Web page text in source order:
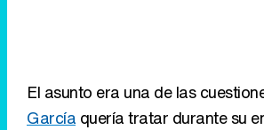
El asunto era una de las
García quería tratar durante su